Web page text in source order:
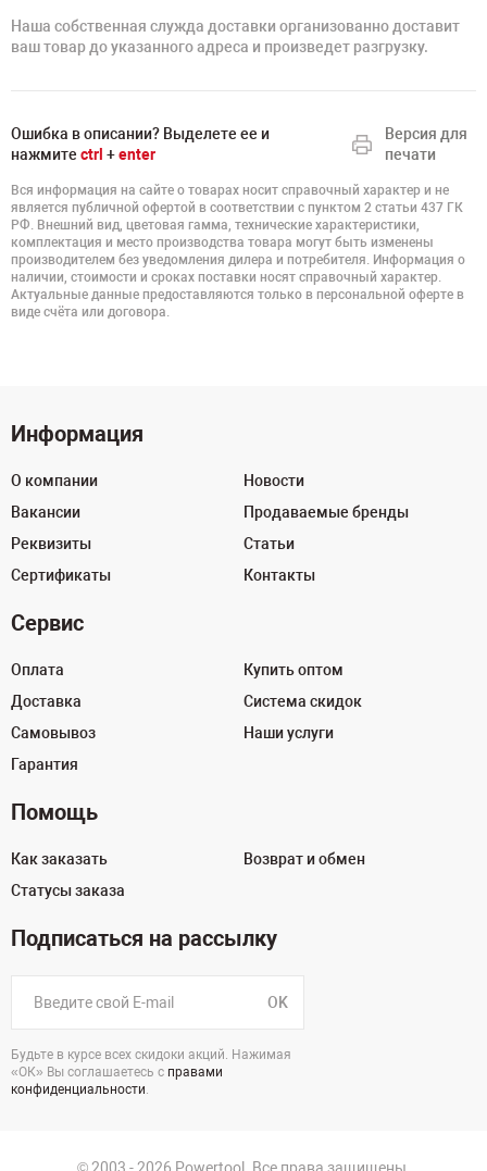
Наша собственная служда доставки организованно доставит
ваш товар до указанного адреса и произведет разгрузку.
Ошибка в описании? Выделете ее и
нажмите ctrl +enter
Версия для
печати
Вся информация на сайте о товарах носит справочный характер и не
является публичной офертой в соответствии с пунктом 2 статьи 437 ГК
РФ. Внешний вид, цветовая гамма, технические характеристики,
комплектация и место производства товара могут быть изменены
производителем без уведомления дилера и потребителя. Информация о
наличии, стоимости и сроках поставки носят справочный характер.
Актуальные данные предоставляются только в персональной оферте в
виде счёта или договора.
Информация
О компании
Вакансии
Реквизиты
Сертификаты
Новости
Продаваемые бренды
Статьи
Контакты
Сервис
Оплата
Доставка
Самовывоз
Гарантия
Купить оптом
Система скидок
Наши услуги
Помощь
Как заказать
Статусы заказа
Возврат и обмен
Подписаться на рассылку
OK
Будьте в курсе всех скидоки акций. Нажимая
«ОК» Вы соглашаетесь с правами
конфиденциальности.